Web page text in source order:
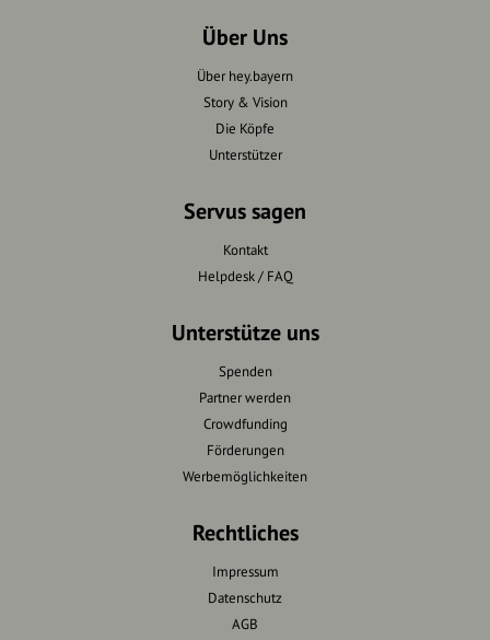
Über Uns
Über hey.bayern
Story & Vision
Die Köpfe
Unterstützer
Servus sagen
Kontakt
Helpdesk / FAQ
Unterstütze uns
Spenden
Partner werden
Crowdfunding
Förderungen
Werbemöglichkeiten
Rechtliches
Impressum
Datenschutz
AGB